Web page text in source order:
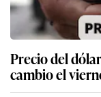
Precio del
cambio el